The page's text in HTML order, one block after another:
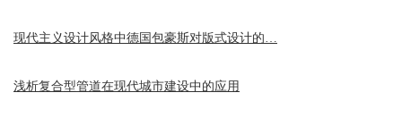
现代主义设计风格中德国包豪斯对版式设计的…
浅析复合型管道在现代城市建设中的应用